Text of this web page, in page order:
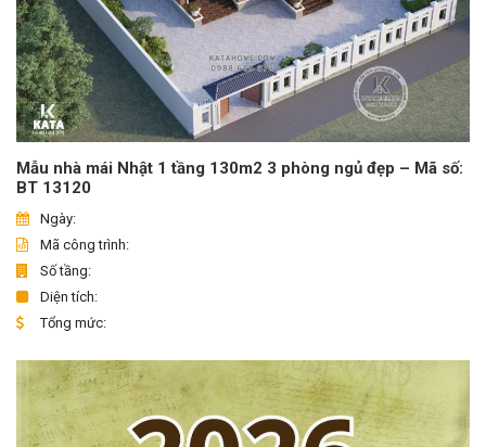
Mẫu nhà mái Nhật 1 tầng 130m2 3 phòng ngủ đẹp – Mã số:
BT 13120
Ngày:
Mã công trình:
Số tầng:
Diện tích:
Tổng mức: